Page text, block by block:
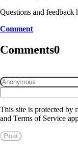
Questions and feedback
Comment
Comments0
This site is protected
and Terms of Service
Post